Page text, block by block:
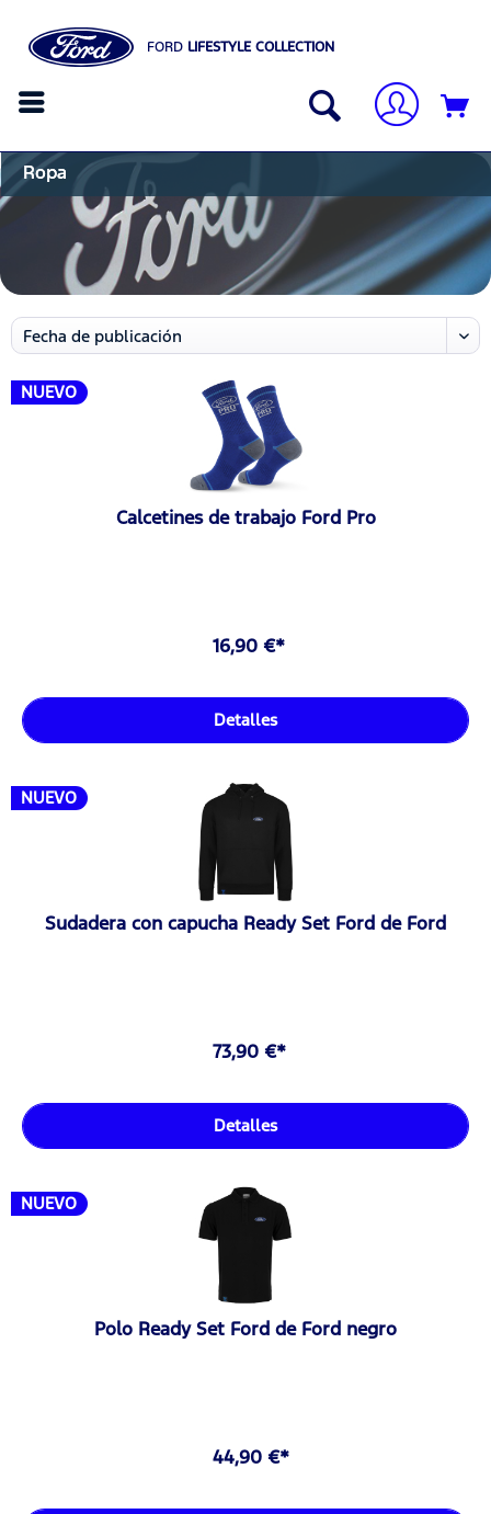
FORD LIFESTYLE COLLECTION
Ropa
NUEVO
Calcetines de trabajo Ford Pro
16,90 €*
Detalles
NUEVO
Sudadera con capucha Ready Set Ford de Ford
73,90 €*
Detalles
NUEVO
Polo Ready Set Ford de Ford negro
44,90 €*